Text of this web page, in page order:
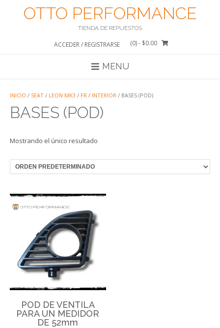
OTTO PERFORMANCE
TIENDA DE REPUESTOS
ACCEDER / REGISTRARSE (0)- $0.00
MENU
INICIO / SEAT / LEON MK3 / FR / INTERIOR / BASES (POD)
BASES (POD)
Mostrando el único resultado
POD DE VENTILA
PARA UN MEDIDOR
DE 52mm